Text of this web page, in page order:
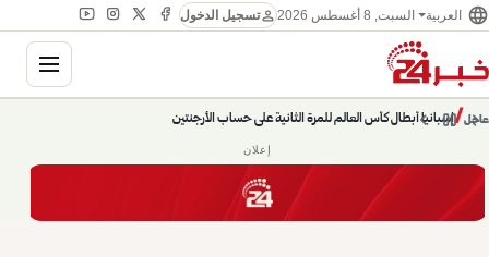
language العربية السبت, 8 أغسطس 2026 personتسجيل الدخول
عاجل/
إسبانيا أبطال كأس العالم للمرة الثانية على حساب الأرجنتين
حديث الساعة: سيناريوهات قادمة 745
chevron_right
pause
chevron_left
إعلان